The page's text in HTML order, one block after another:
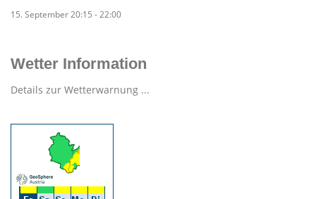
15. September 20:15 -22:00
Wetter Information
Details zur Wetterwarnung ...